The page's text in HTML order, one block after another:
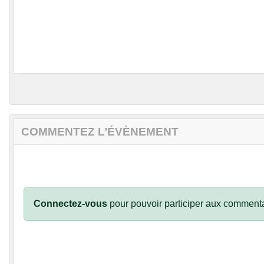
COMMENTEZ L’ÉVÈNEMENT
Connectez-vous pour pouvoir participer aux